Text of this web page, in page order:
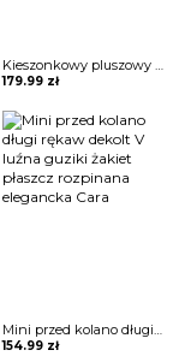
Kieszonkowy pluszowy płaszcz z długim rękawem i kapturem kurtka Minjung
179.99 zł
Mini przed kolano długi rękaw dekolt V luźna guziki żakiet płaszcz rozpinana elegancka Cara
154.99 zł